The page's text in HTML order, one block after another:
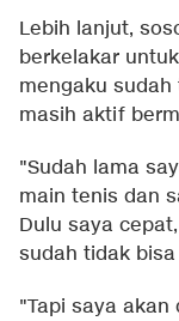
Lebih lanjut,
berkelakar
mengaku
masih aktif
"Sudah lama
main tenis dan
Dulu saya
sudah tidak
"Tapi saya